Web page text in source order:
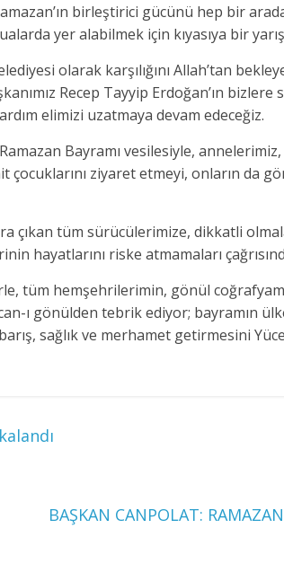
birleştirici gücünü hep bir
yer alabilmek için kıyasıya bir
olarak karşılığını Allah’tan
Recep Tayyip Erdoğan’ın bizlere
elimizi uzatmaya devam edeceğiz.
Bayramı vesilesiyle, annelerimiz,
çocuklarını ziyaret etmeyi, onların da
çıkan tüm sürücülerimize, dikkatli
hayatlarını riske atmamaları
tüm hemşehrilerimin, gönül
ı gönülden tebrik ediyor; bayramın
sağlık ve merhamet getirmesini
BAŞKAN CANPOLAT: